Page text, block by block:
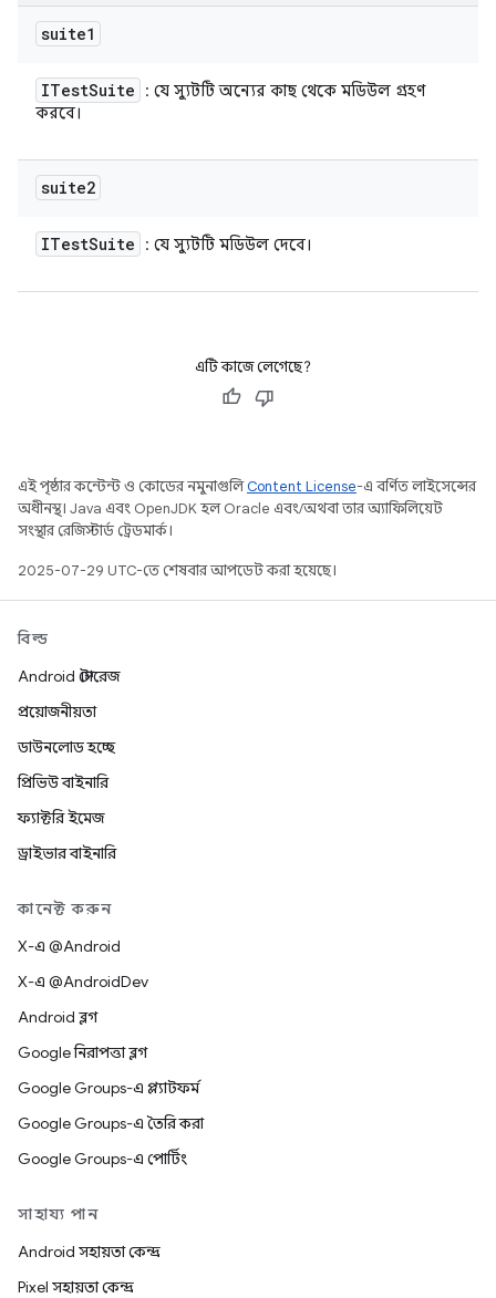
suite1
ITestSuite
: যে স্যুটটি অন্যের কাছ থেকে মডিউল গ্রহণ
করবে।
suite2
ITestSuite : যে স্যুটটি মডিউল দেবে।
এটি কাজে লেগেছে?
এই পৃষ্ঠার কন্টেন্ট ও কোডের নমুনাগুলিContent License-এ বর্ণিত লাইসেন্সের
অধীনস্থ। Java এবং OpenJDK হল Oracle এবং/অথবা তার অ্যাফিলিয়েট
সংস্থার রেজিস্টার্ড ট্রেডমার্ক।
2025-07-29 UTC-তে শেষবার আপডেট করা হয়েছে।
বিল্ড
Android স্টোরেজ
প্রয়োজনীয়তা
ডাউনলোড হচ্ছে
প্রিভিউ বাইনারি
ফ্যাক্টরি ইমেজ
ড্রাইভার বাইনারি
কানেক্ট করুন
X-এ @Android
X-এ @AndroidDev
Android ব্লগ
Google নিরাপত্তা ব্লগ
Google Groups-এ প্ল্যাটফর্ম
Google Groups-এ তৈরি করা
Google Groups-এ পোর্টিং
সাহায্য পান
Android সহায়তা কেন্দ্র
Pixel সহায়তা কেন্দ্র